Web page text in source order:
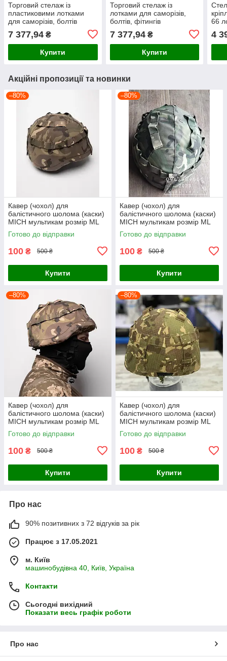
Торговий стелаж із
пластиковими лотками
для саморізів, болтів
7 377,94 ₴
Купити
Торговий стелаж із
лотками для саморізів,
болтів, фітингів
7 377,94₴
Купити
66
4
Акційні пропозиції та новинки
–80%
Кавер (чохол) для
балістичного шолома (каски)
MICH мультикам розмір МL
Готово до відправки
100 ₴ 500 ₴
Купити
–80%
Кавер (чохол) для
балістичного шолома (каски)
MICH мультикам розмір МL
Готово до відправки
100 ₴ 500 ₴
Купити
–80%
Кавер (чохол) для
балістичного шолома (каски)
MICH мультикам розмір МL
Готово до відправки
100 ₴ 500 ₴
Купити
–80%
Кавер (чохол) для
балістичного шолома (каски)
MICH мультикам розмір МL
Готово до відправки
100 ₴ 500 ₴
Купити
Про нас
90% позитивних з 72 відгуків за рік
Працює з 17.05.2021
м. Київ
машинобудівна 40, Київ, Україна
Контакти
Сьогодні вихідний
Показати весь графік роботи
Про нас